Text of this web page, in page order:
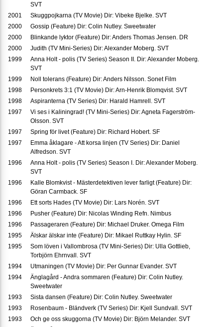
SVT
2001
Skuggpojkarna (TV Movie) Dir: Vibeke Bjelke. SVT
2000
Gossip (Feature) Dir: Colin Nutley. Sweetwater
2000
Blinkande lyktor (Feature) Dir: Anders Thomas Jensen. DR
2000
Judith (TV Mini-Series) Dir: Alexander Moberg. SVT
1999
Anna Holt - polis (TV Series) Season II. Dir: Alexander Moberg.
SVT
1999
Noll tolerans (Feature) Dir: Anders Nilsson. Sonet Film
1998
Personkrets 3:1 (TV Movie) Dir: Arn-Henrik Blomqvist. SVT
1998
Aspiranterna (TV Series) Dir: Harald Hamrell. SVT
1997
Vi ses i Kaliningrad! (TV Mini-Series) Dir: Agneta Fagerström-
Olsson. SVT
1997
Spring för livet (Feature) Dir: Richard Hobert. SF
1997
Emma åklagare - Att korsa linjen (TV Series) Dir: Daniel
Alfredson. SVT
1996
Anna Holt - polis (TV Series) Season I. Dir: Alexander Moberg.
SVT
1996
Kalle Blomkvist - Mästerdetektiven lever farligt (Feature) Dir:
Göran Carmback. SF
1996
Ett sorts Hades (TV Movie) Dir: Lars Norén. SVT
1996
Pusher (Feature) Dir: Nicolas Winding Refn. Nimbus
1996
Passageraren (Feature) Dir: Michael Druker. Omega Film
1995
Älskar älskar inte (Feature) Dir: Mikael Ruttkay Hylin. SF
1995
Som löven i Vallombrosa (TV Mini-Series) Dir: Ulla Gottlieb,
Torbjörn Ehrnvall. SVT
1994
Utmaningen (TV Movie) Dir: Per Gunnar Evander. SVT
1994
Änglagård - Andra sommaren (Feature) Dir: Colin Nutley.
Sweetwater
1993
Sista dansen (Feature) Dir: Colin Nutley. Sweetwater
1993
Rosenbaum - Bländverk (TV Series) Dir: Kjell Sundvall. SVT
1993
Och ge oss skuggorna (TV Movie) Dir: Björn Melander. SVT